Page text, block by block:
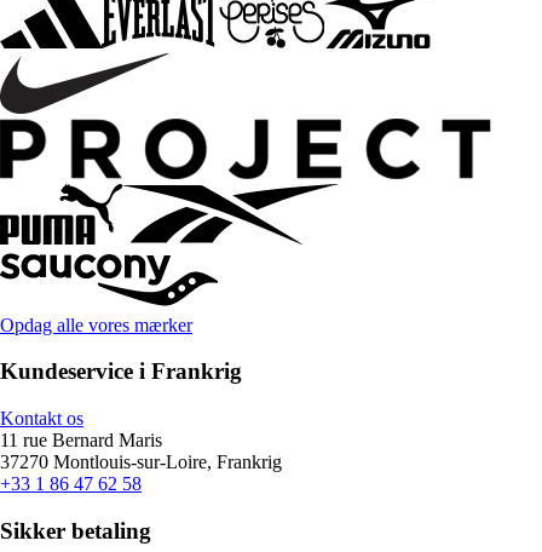
Opdag alle vores mærker
Kundeservice i Frankrig
Kontakt os
11 rue Bernard Maris
37270 Montlouis-sur-Loire, Frankrig
+33 1 86 47 62 58
Sikker betaling